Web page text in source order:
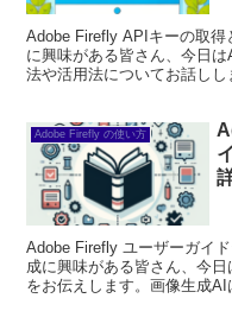
Adobe Firefly APIキーの取
に興味がある皆さん、今日
法や活用法についてお話しし
Adobe Firefly の使い方
Adobe Firefly ユーザーガイ
成に興味がある皆さん、今
をお伝えします。画像生成AI